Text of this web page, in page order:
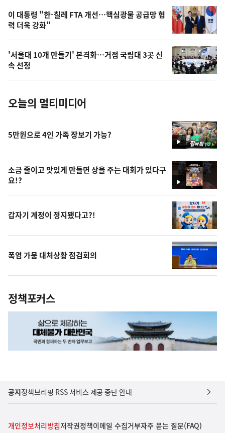
오
늘
의
사
진
이 대통령 "한-칠레 FTA 개선…핵심광물 공급망 협
력 더욱 강화"
'서울대 10개 만들기' 본격화…거점 국립대 3곳 신
속 선정
오늘의 멀티미디어
영
상
5만원으로 4인 가족 장보기 가능?
영
상
소금 줄이고 맛있게 만들면 상을 주는 대회가 있다구
요!?
갑자기 계정이 정지됐다고?!
폭염 가뭄 대처상황 점검회의
정책포커스
공지정책브리핑 RSS 서비스 제공 중단 안내
개인정보처리방침저작권정책이메일 수집거부자주 묻는 질문(FAQ)